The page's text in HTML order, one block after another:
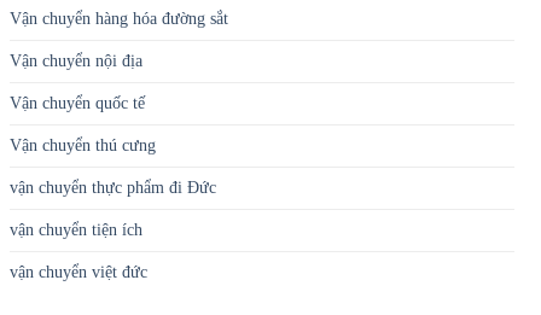
Vận chuyển hàng hóa đường sắt
Vận chuyển nội địa
Vận chuyển quốc tế
Vận chuyển thú cưng
vận chuyển thực phẩm đi Đức
vận chuyển tiện ích
vận chuyển việt đức